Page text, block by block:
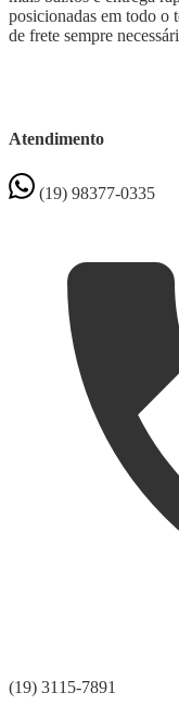
posicionadas em todo o
de frete sempre
Atendimento
(19) 98377-0335
(19) 3115-7891